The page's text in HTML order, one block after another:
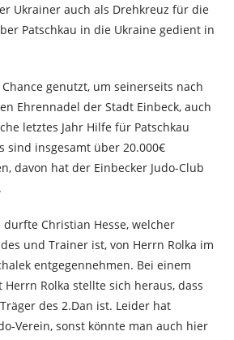
Ukrainer auch als Drehkreuz für die
Patschkau in die Ukraine gedient in
genutzt, um seinerseits nach
Ehrennadel der Stadt Einbeck, auch
letztes Jahr Hilfe für Patschkau
sind insgesamt über 20.000€
davon hat der Einbecker Judo-Club
durfte Christian Hesse, welcher
und Trainer ist, von Herrn Rolka im
entgegennehmen. Bei einem
Rolka stellte sich heraus, dass
des 2.Dan ist. Leider hat
Verein, sonst könnte man auch hier